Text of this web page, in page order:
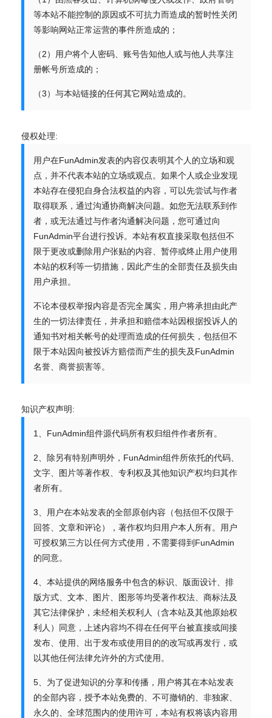
等本站不能控制的原因或不可抗力而造成的暂时性关闭
等影响网站正常运营的事件所造成的；
（2）用户将个人密码、账号告知他人或与他人共享注
册帐号所造成的；
（3）与本站链接的任何其它网站造成的。
侵权处理:
用户在FunAdmin发表的内容仅表明其个人的立场和观
点，并不代表本站的立场或观点。如果个人或企业发现
本站存在侵犯自身合法权益的内容，可以先尝试与作者
取得联系，通过沟通协商解决问题。如您无法联系到作
者，或无法通过与作者沟通解决问题，您可通过向
FunAdmin平台进行投诉。本站有权直接采取包括但不
限于更改或删除用户张贴的内容、暂停或终止用户使用
本站的权利等一切措施，因此产生的全部责任及损失由
用户承担。
不论本侵权举报内容是否完全属实，用户将承担由此产
生的一切法律责任，并承担和赔偿本站因根据投诉人的
通知书对相关帐号的处理而造成的任何损失，包括但不
限于本站因向被投诉方赔偿而产生的损失及FunAdmin
名誉、商誉损害等。
知识产权声明:
1、FunAdmin组件源代码所有权归组件作者所有。
2、除另有特别声明外，FunAdmin组件所依托的代码、
文字、图片等著作权、专利权及其他知识产权均归其作
者所有。
3、用户在本站发表的全部原创内容（包括但不仅限于
回答、文章和评论），著作权均归用户本人所有。用户
可授权第三方以任何方式使用，不需要得到FunAdmin
的同意。
4、本站提供的网络服务中包含的标识、版面设计、排
版方式、文本、图片、图形等均受著作权法、商标法及
其它法律保护，未经相关权利人（含本站及其他原始权
利人）同意，上述内容均不得在任何平台被直接或间接
发布、使用、出于发布或使用目的的改写或再发行，或
以其他任何法律允许外的方式使用。
5、为了促进知识的分享和传播，用户将其在本站发表
的全部内容，授予本站免费的、不可撤销的、非独家、
永久的、全球范围内的使用许可，本站有权将该内容用